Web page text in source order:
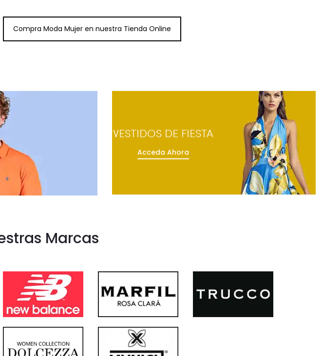
Compra Moda Mujer en nuestra Tienda Online
VESTIDOS DE FIESTA
Acceda Ahora
Marcas